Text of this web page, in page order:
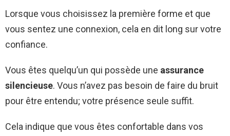
Lorsque vous choisissez la première forme et que
vous sentez une connexion, cela en dit long sur votre
confiance.
Vous êtes quelqu’un qui possède une assurance
silencieuse. Vous n’avez pas besoin de faire du bruit
pour être entendu; votre présence seule suffit.
Cela indique que vous êtes confortable dans vos